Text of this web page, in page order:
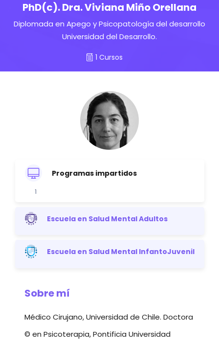
PhD(c). Dra. Viviana Miño Orellana
Diplomada en Apego y Psicopatología del desarrollo
Universidad del Desarrollo.
1 Cursos
Programas impartidos
1
Escuela en Salud Mental Adultos
Escuela en Salud Mental InfantoJuvenil
Sobre mí
Médico Cirujano, Universidad de Chile. Doctora
© en Psicoterapia, Pontificia Universidad